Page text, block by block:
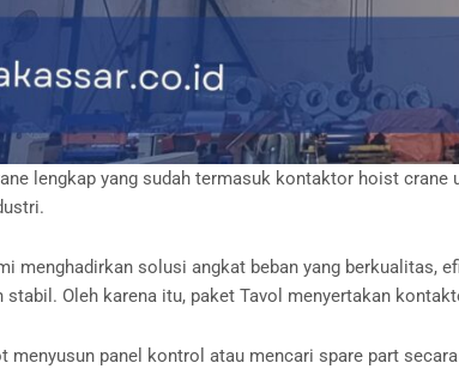
lengkap yang sudah termasuk kontaktor hoist
menghadirkan solusi angkat beban yang
stabil. Oleh karena itu, paket Tavol menyertakan
menyusun panel kontrol atau mencari spare part